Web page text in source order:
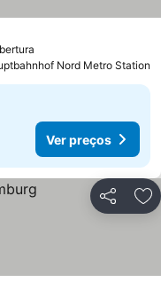
Nord Metro Station
Ver preços
Partilhar